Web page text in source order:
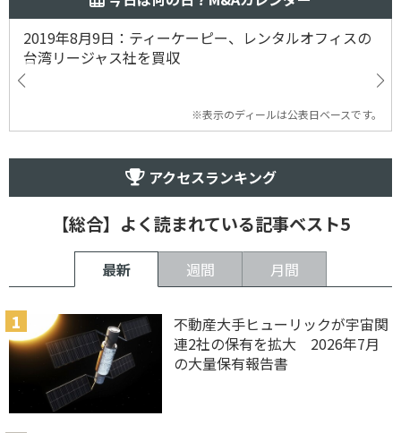
2019年8月9日：ティーケーピー、レンタルオフィスの
台湾リージャス社を買収
※表示のディールは公表日ベースです。
アクセスランキング
【総合】よく読まれている記事ベスト5
最新 週間 月間
不動産大手ヒューリックが宇宙関
連2社の保有を拡大 2026年7月
の大量保有報告書